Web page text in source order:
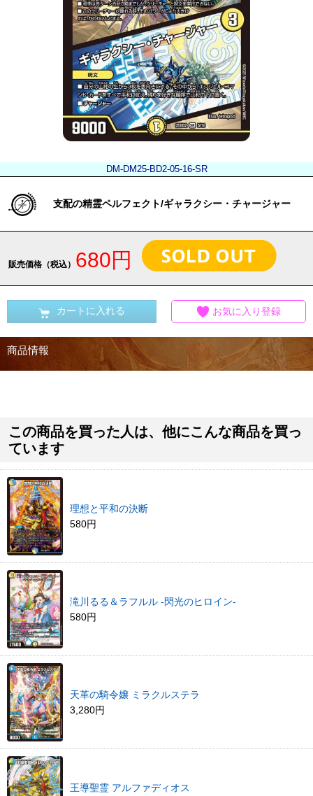
DM-DM25-BD2-05-16-SR
支配の精霊ペルフェクト/ギャラクシー・チャージャー
販売価格（税込） 680円
カートに入れる お気に入り登録
商品情報
この商品を買った人は、他にこんな商品を買っ
ています
理想と平和の決断
580円
滝川るる＆ラフルル -閃光のヒロイン-
580円
天革の騎令嬢 ミラクルステラ
3,280円
王導聖霊 アルファディオス